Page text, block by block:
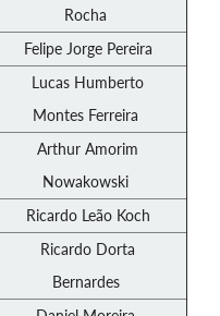
Rocha
Felipe Jorge Pereira
Lucas Humberto
Montes Ferreira
Arthur Amorim
Nowakowski
Ricardo Leão Koch
Ricardo Dorta
Bernardes